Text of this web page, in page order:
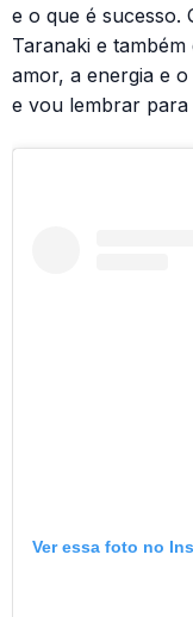
e o que é sucesso.
Taranaki e
amor, a energia e
e vou lembrar para
Ver essa foto no